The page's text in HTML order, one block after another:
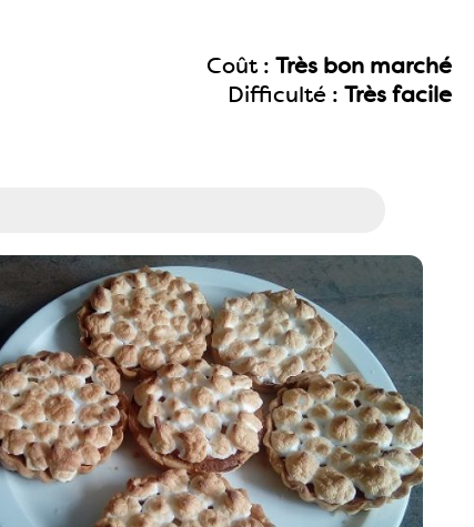
Coût : Très bon marché
Difficulté : Très facile